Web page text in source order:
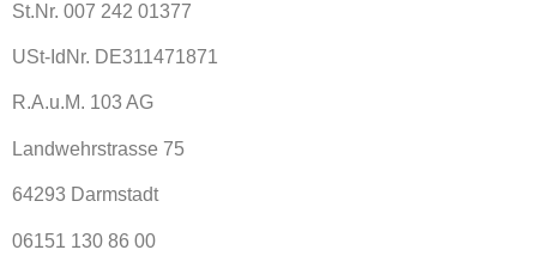
St.Nr. 007 242 01377
USt-IdNr. DE311471871
R.A.u.M. 103 AG
Landwehrstrasse 75
64293 Darmstadt
06151 130 86 00